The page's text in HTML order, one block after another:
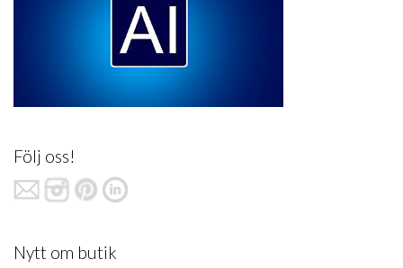
Följ oss!
Nytt om butik